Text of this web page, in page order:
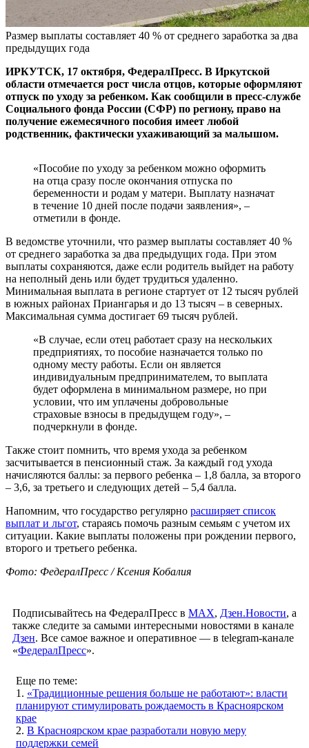
Размер выплаты составляет 40 % от среднего заработка за два
предыдущих года
ИРКУТСК, 17 октября, ФедералПресс. В Иркутской
области отмечается рост числа отцов, которые оформляют
отпуск по уходу за ребенком. Как сообщили в пресс-службе
Социального фонда России (СФР) по региону, право на
получение ежемесячного пособия имеет любой
родственник, фактически ухаживающий за малышом.
«Пособие по уходу за ребенком можно оформить
на отца сразу после окончания отпуска по
беременности и родам у матери. Выплату назначат
в течение 10 дней после подачи заявления», –
отметили в фонде.
В ведомстве уточнили, что размер выплаты составляет 40 %
от среднего заработка за два предыдущих года. При этом
выплаты сохраняются, даже если родитель выйдет на работу
на неполный день или будет трудиться удаленно.
Минимальная выплата в регионе стартует от 12 тысяч рублей
в южных районах Приангарья и до 13 тысяч – в северных.
Максимальная сумма достигает 69 тысяч рублей.
«В случае, если отец работает сразу на нескольких
предприятиях, то пособие назначается только по
одному месту работы. Если он является
индивидуальным предпринимателем, то выплата
будет оформлена в минимальном размере, но при
условии, что им уплачены добровольные
страховые взносы в предыдущем году», –
подчеркнули в фонде.
Также стоит помнить, что время ухода за ребенком
засчитывается в пенсионный стаж. За каждый год ухода
начисляются баллы: за первого ребенка – 1,8 балла, за второго
– 3,6, за третьего и следующих детей – 5,4 балла.
Напомним, что государство регулярно расширяет список
выплат и льгот, стараясь помочь разным семьям с учетом их
ситуации. Какие выплаты положены при рождении первого,
второго и третьего ребенка.
Фото: ФедералПресс / Ксения Кобалия
Подписывайтесь на ФедералПресс в МАХ, Дзен.Новости, а
также следите за самыми интересными новостями в канале
Дзен. Все самое важное и оперативное — в telegram-канале
«ФедералПресс».
Еще по теме:
1. «Традиционные решения больше не работают»: власти
планируют стимулировать рождаемость в Красноярском
крае
2. В Красноярском крае разработали новую меру
поддержки семей